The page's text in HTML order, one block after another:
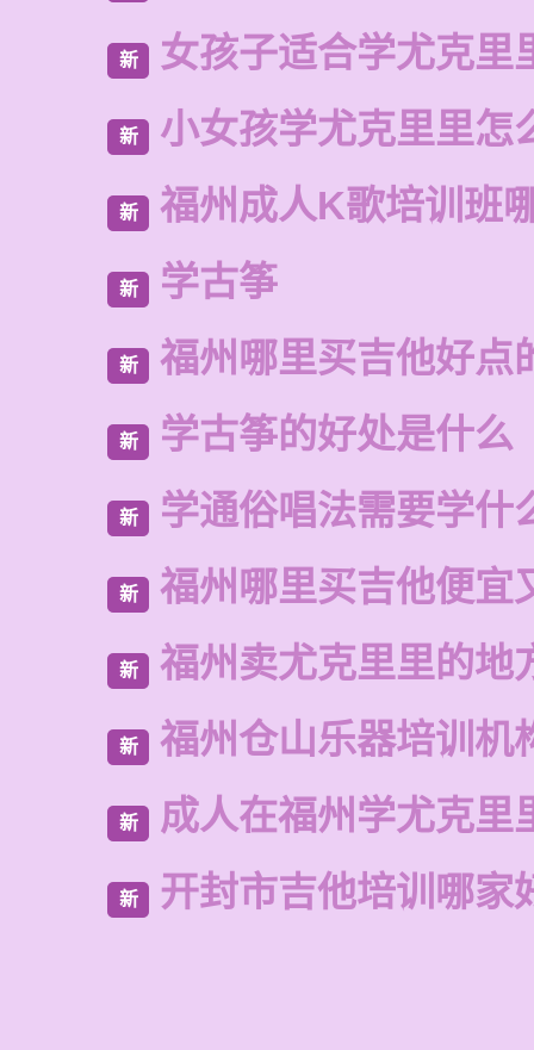
新 女孩子适合学尤克里
新 小女孩学尤克里里怎
新 福州成人K歌培训班
新 学古筝
新 福州哪里买吉他好点
新 学古筝的好处是什么
新 学通俗唱法需要学什
新 福州哪里买吉他便宜
新 福州卖尤克里里的地
新 福州仓山乐器培训机
新 成人在福州学尤克里
新 开封市吉他培训哪家